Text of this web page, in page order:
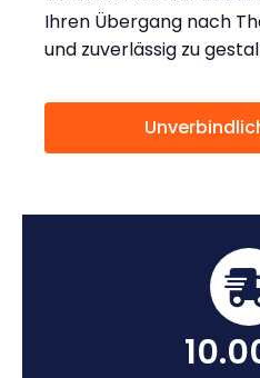
Ihren Übergang nach
und zuverlässig zu